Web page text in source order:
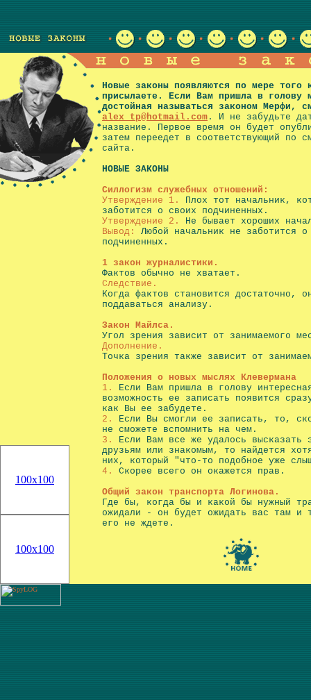
Новые законы появляются по мере того
присылаете. Если Вам пришла в голову
достойная называться законом Мерфи,
alex_tp@hotmail.com . И не забудьте
название. Первое время он будет
затем переедет в соответствующий по
сайта.
НОВЫЕ ЗАКОНЫ
Силлогизм служебных отношений:
Утверждение 1. Плох тот начальник,
заботится о своих подчиненных.
Утверждение 2. Не бывает хороших
Вывод: Любой начальник не заботится о
подчиненных.
1 закон журналистики.
Фактов обычно не хватает.
Следствие.
Когда фактов становится достаточно,
поддаваться анализу.
Закон Майлса.
Угол зрения зависит от занимаемого
Дополнение.
Точка зрения также зависит от
Положения о новых мыслях Клевермана
1.
Если Вам пришла в голову
возможность ее записать появится
как Вы ее забудете.
2.
Если Вы смогли ее записать, то,
не сможете вспомнить на чем.
3.
Если Вам все же удалось высказать
друзьям или знакомым, то найдется
них, который "что-то подобное уже
4.
Скорее всего он окажется прав.
Общий закон транспорта Логинова.
Где бы, когда бы и какой бы нужный
ожидали - он будет ожидать вас там и
его не ждете.